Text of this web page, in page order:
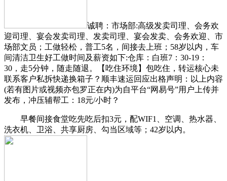
诚聘：市场部:高级发卖司理、会务欢
迎司理、宴会发卖司理、发卖司理、宴会发卖、会务欢迎、市
场部文员；工做轻松，普工5名，间接去上班；58岁以内，车
间清洁卫生好工做时间及薪资如下:仓库：白班7：30-19：
30，走5分钟，随走随退。【吃住环境】包吃住，转运核心未
联系客户私拆快递换箱子？顺丰速运回应出格声明：以上内容
(若有图片或视频亦包罗正在内)为自平台“网易号”用户上传并
发布，冲压辅帮工：18元/小时？
早餐间接食堂吃先吃后扣3元，配WIF1、空调、热水器、
洗衣机、卫浴、共享厨房、勾当区域等；42岁以内。